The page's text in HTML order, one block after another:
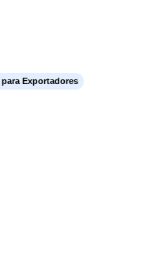
Exportadores